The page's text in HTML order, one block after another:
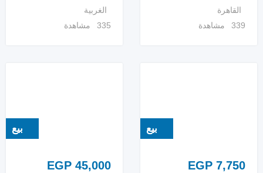
القاهرة
339 مشاهدة
الغربية
335 مشاهدة
بيع
EGP 7,750
بيع
EGP 45,000